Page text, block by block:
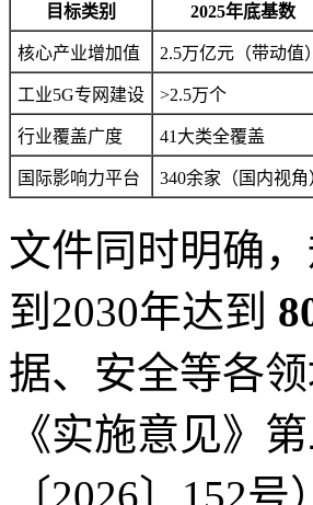
目标类别 2025年底基数
核心产业增加值 2.5万亿元（带动值）
工业5G专网建设 >2.5万个
行业覆盖广度 41大类全覆盖
国际影响力平台 340余家（国内视角
文件同时明确
到2030年达到
据、安全等各
《实施意见》
〔2026〕152号